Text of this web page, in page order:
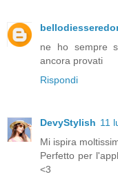
ne ho sempre
ancora provati
Rispondi
DevyStylish 11
Mi ispira
Perfetto per
<3